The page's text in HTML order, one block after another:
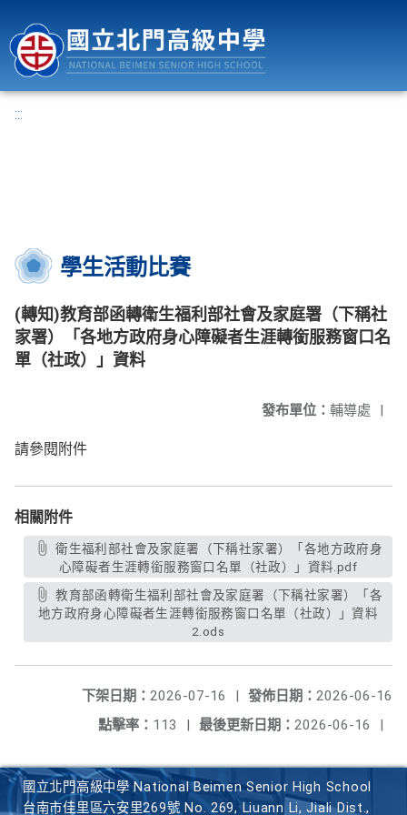
:::
學生活動比賽
(轉知)教育部函轉衛生福利部社會及家庭署（下稱社
家署）「各地方政府身心障礙者生涯轉銜服務窗口名
單（社政）」資料
發布單位： 輔導處 |
請參閱附件
相關附件
衛生福利部社會及家庭署（下稱社家署）「各地方政府身
心障礙者生涯轉銜服務窗口名單（社政）」資料.pdf
教育部函轉衛生福利部社會及家庭署（下稱社家署）「各
地方政府身心障礙者生涯轉銜服務窗口名單（社政）」資料
2.ods
發佈日期： 2026-06-16
下架日期： 2026-07-16
|
最後更新日期： 2026-06-16 |
點擊率： 113 |
國立北門高級中學 National Beimen Senior High School
台南市佳里區六安里269號 No. 269, Liuann Li, Jiali Dist.,